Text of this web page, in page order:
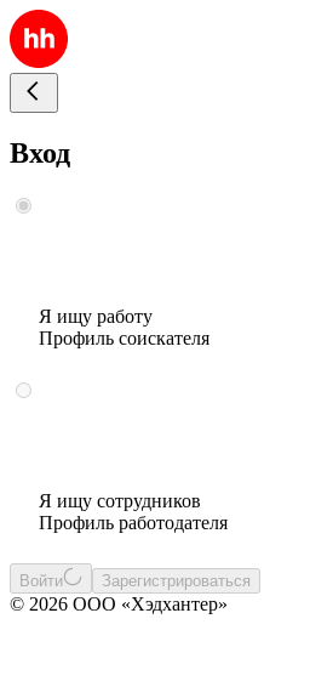
Вход
Я ищу работу
Профиль соискателя
Я ищу сотрудников
Профиль работодателя
Войти Зарегистрироваться
© 2026 ООО «Хэдхантер»